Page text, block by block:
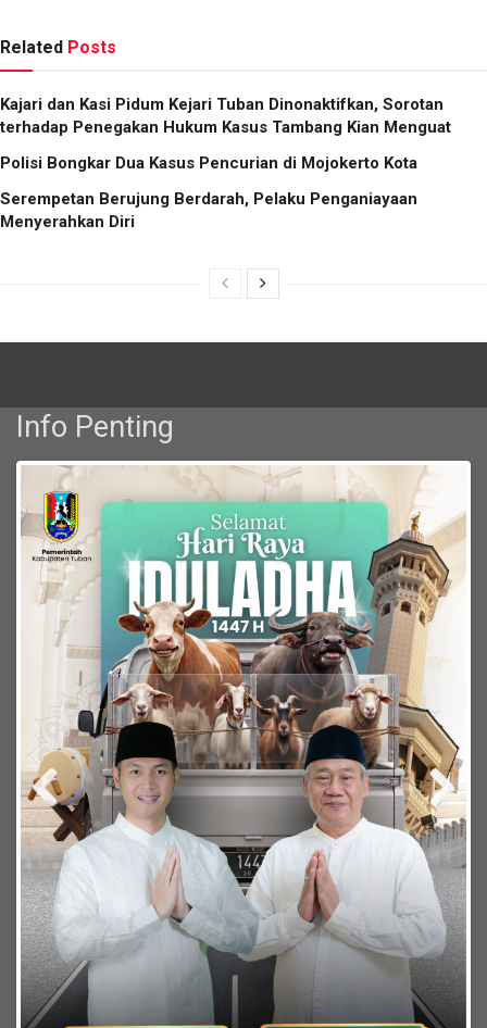
Related Posts
Kajari dan Kasi Pidum Kejari Tuban Dinonaktifkan, Sorotan
terhadap Penegakan Hukum Kasus Tambang Kian Menguat
Polisi Bongkar Dua Kasus Pencurian di Mojokerto Kota
Serempetan Berujung Berdarah, Pelaku Penganiayaan
Menyerahkan Diri
Info Penting
Previous Next